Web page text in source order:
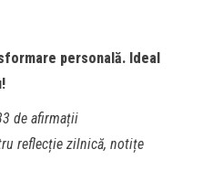
personală. Ideal
de afirmații
reflecție zilnică, notițe